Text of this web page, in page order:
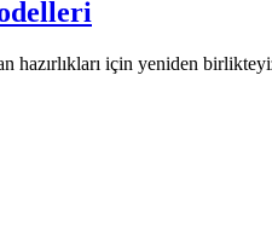
hazırlıkları için yeniden